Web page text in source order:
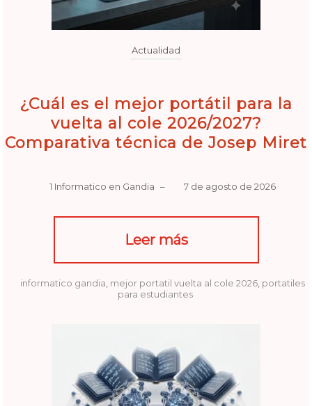
Actualidad
¿Cuál es el mejor portátil para la
vuelta al cole 2026/2027?
Comparativa técnica de Josep Miret
1 Informatico en Gandia – 7 de agosto de 2026
Leer más
informatico gandia, mejor portatil vuelta al cole 2026, portatiles
para estudiantes